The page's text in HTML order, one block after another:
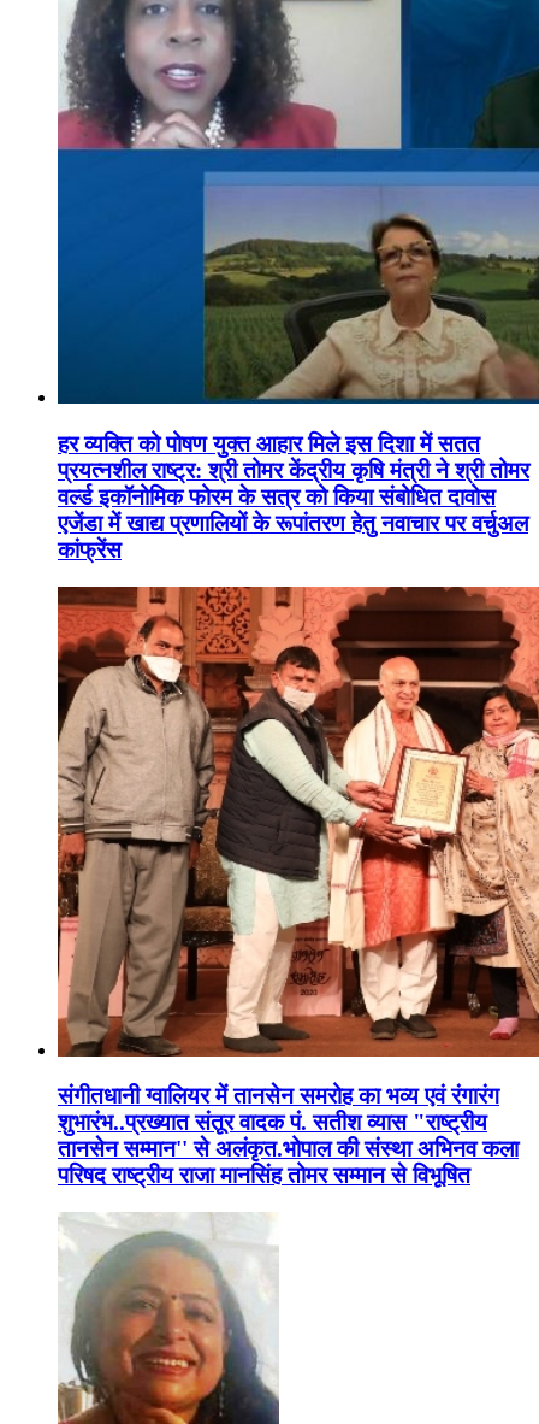
हर व्यक्ति को पोषण युक्त आहार मिले इस दिशा में सतत
प्रयत्नशील राष्ट्र: श्री तोमर केंद्रीय कृषि मंत्री ने श्री तोमर
वर्ल्ड इकॉनोमिक फोरम के सत्र को किया संबोधित दावोस
एजेंडा में खाद्य प्रणालियों के रूपांतरण हेतु नवाचार पर वर्चुअल
कांफ्रेंस
संगीतधानी ग्वालियर में तानसेन समरोह का भव्य एवं रंगारंग
शुभारंभ..प्रख्यात संतूर वादक पं. सतीश व्यास "राष्ट्रीय
तानसेन सम्मान'' से अलंकृत.भोपाल की संस्था अभिनव कला
परिषद राष्ट्रीय राजा मानसिंह तोमर सम्मान से विभूषित